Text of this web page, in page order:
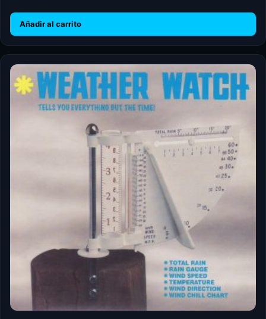
Añadir al carrito